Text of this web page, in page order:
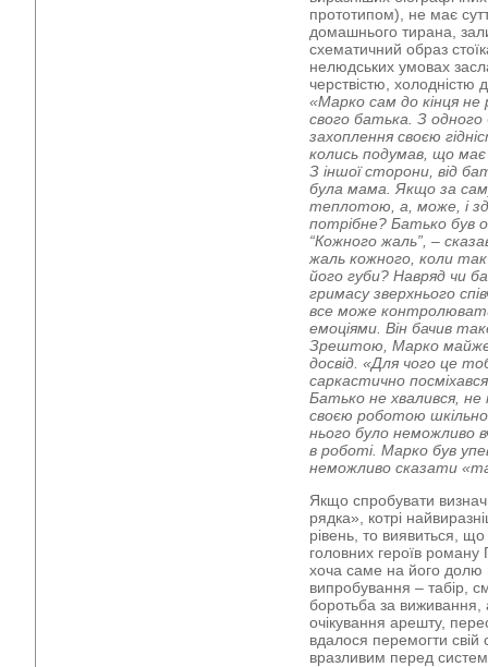
прототипом), не має
домашнього тирана,
схематичний образ
нелюдських умовах
черствістю, холодністю
«Марко сам до кінця не
свого батька. З одного
захоплення своєю
колись подумав, що
З іншої сторони, від
була мама. Якщо за
теплотою, а, може, і
потрібне? Батько був
“Кожного жаль”, –
жаль кожного, коли так
його губи? Навряд чи
гримасу зверхнього
все може
емоціями. Він бачив
Зрештою, Марко майже
досвід. «Для чого це
саркастично
Батько не хвалився,
своєю роботою
нього було неможливо
в роботі. Марко був
неможливо сказати
Якщо спробувати
рядка», котрі
рівень, то виявиться,
головних героїв
хоча саме на його долю
випробування – табір,
боротьба за виживання,
очікування арешту,
вдалося перемогти
вразливим перед